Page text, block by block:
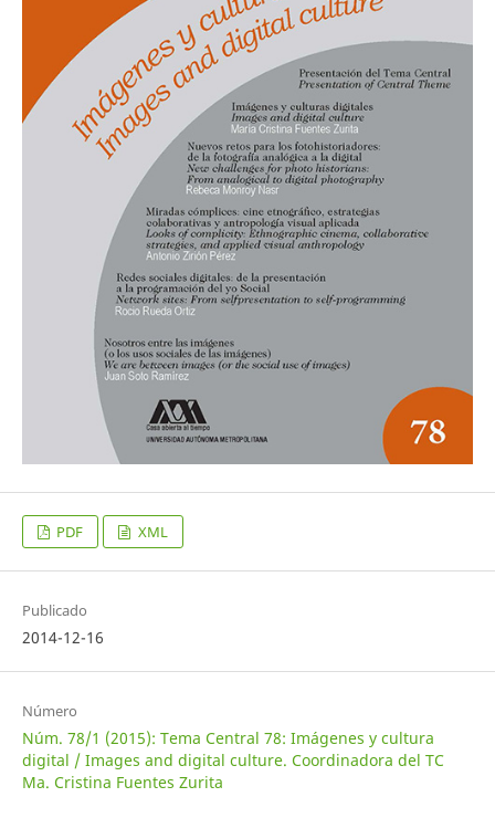
PDF XML
Publicado
2014-12-16
Número
Núm. 78/1 (2015): Tema Central 78: Imágenes y cultura
digital / Images and digital culture. Coordinadora del TC
Ma. Cristina Fuentes Zurita